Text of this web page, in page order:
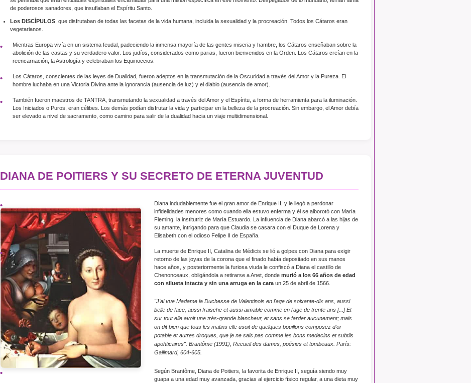
de poderosos sanadores, que insuflaban el Espíritu Santo.
Los DISCÍPULOS , que disfrutaban de todas las facetas de la vida humana, incluida la sexualidad y la procreación. Todos los Cátaros eran
vegetarianos.
Mientras Europa vivía en un sistema feudal, padeciendo la inmensa mayoría de las gentes miseria y hambre, los Cátaros enseñaban sobre la
abolición de las castas y su verdadero valor. Los judíos, considerados como parias, fueron bienvenidos en la Orden. Los Cátaros creían en la
reencarnación, la Astrología y celebraban los Equinoccios.
Los Cátaros, conscientes de las leyes de Dualidad, fueron adeptos en la transmutación de la Oscuridad a través del Amor y la Pureza. El
hombre luchaba en una Victoria Divina ante la ignorancia (ausencia de luz) y el diablo (ausencia de amor).
También fueron maestros de TANTRA, transmutando la sexualidad a través del Amor y el Espíritu, a forma de herramienta para la iluminación.
Los Iniciados o Puros, eran célibes. Los demás podían disfrutar la vida y participar en la belleza de la procreación. Sin embargo, el Amor debía
ser elevado a nivel de sacramento, como camino para salir de la dualidad hacia un viaje multidimensional.
DIANA DE POITIERS Y SU SECRETO DE ETERNA JUVENTUD
Diana indudablemente fue el gran amor de Enrique II, y le llegó a perdonar
infidelidades menores como cuando ella estuvo enferma y él se alborotó con María
Fleming, la institutriz de María Estuardo. La influencia de Diana abarcó a las hijas de
su amante, intrigando para que Claudia se casara con el Duque de Lorena y
Elisabeth con el odioso Felipe II de España.
La muerte de Enrique II, Catalina de Médicis se lió a golpes con Diana para exigir
retorno de las joyas de la corona que el finado había depositado en sus manos
hace años, y posteriormente la furiosa viuda le confiscó a Diana el castillo de
Chenonceaux, obligándola a retirarse a Anet, donde murió a los 66 años de edad
con silueta intacta y sin una arruga en la cara un 25 de abril de 1566.
"J'ai vue Madame la Duchesse de Valentinois en l'age de soixante-dix ans, aussi
belle de face, aussi fraische et aussi aimable comme en l'age de trente ans [...] Et
sur tout elle avoit une très-grande blancheur, et sans se farder aucunement; mais
on dit bien que tous les matins elle usoit de quelques bouillons composez d'or
potable et autres drogues, que je ne sais pas comme les bons medecins et subtils
apohticaires". Brantôme (1991), Recueil des dames, poésies et tombeaux. París:
Gallimard, 604-605.
Según Brantôme, Diana de Poitiers, la favorita de Enrique II, seguía siendo muy
guapa a una edad muy avanzada, gracias al ejercicio físico regular, a una dieta muy